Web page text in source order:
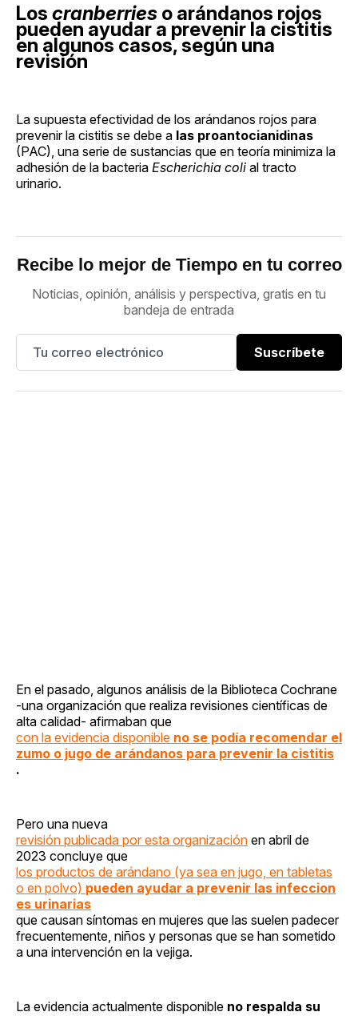
Los cranberries o arándanos rojos
pueden ayudar a prevenir la cistitis
en algunos casos, según una
revisión
La supuesta efectividad de los arándanos rojos para
prevenir la cistitis se debe a las proantocianidinas
(PAC), una serie de sustancias que en teoría minimiza la
adhesión de la bacteria Escherichia coli al tracto
urinario.
Recibe lo mejor de Tiempo en tu correo
Noticias, opinión, análisis y perspectiva, gratis en tu
bandeja de entrada
Suscríbete
En el pasado, algunos análisis de la Biblioteca Cochrane
-una organización que realiza revisiones científicas de
alta calidad- afirmaban que
con la evidencia disponible no se podía recomendar el
zumo o jugo de arándanos para prevenir la cistitis
.
Pero una nueva
revisión publicada por esta organización en abril de
2023 concluye que
los productos de arándano (ya sea en jugo, en tabletas
o en polvo) pueden ayudar a prevenir las infeccion
es urinarias
que causan síntomas en mujeres que las suelen padecer
frecuentemente, niños y personas que se han sometido
a una intervención en la vejiga.
La evidencia actualmente disponible no respalda su